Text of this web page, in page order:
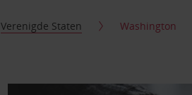
Verenigde Staten Washington